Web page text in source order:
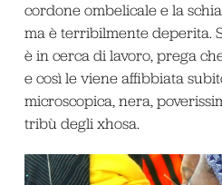
cordone ombelicale e la
ma è terribilmente deperita.
è in cerca di lavoro, prega
e così le viene affibbiata
microscopica, nera,
tribù degli xhosa.